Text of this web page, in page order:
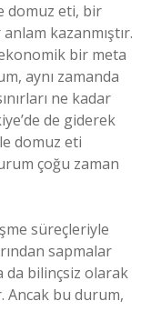
domuz eti, bir
kazanmıştır.
bir meta
aynı zamanda
ne kadar
de giderek
domuz eti
çoğu zaman
süreçleriyle
sapmalar
da bilinçsiz olarak
Ancak bu durum,